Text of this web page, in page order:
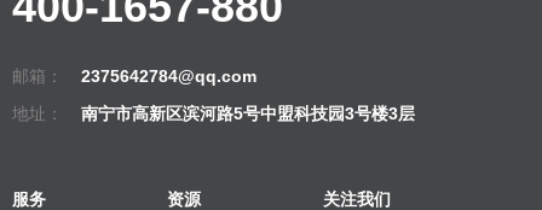
邮箱：
2375642784@qq.com
地址：
南宁市高新区滨河路5号中盟科技园3号楼3层
服务 资源 关注我们